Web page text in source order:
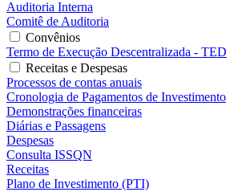
Auditoria Interna
Comitê de Auditoria
Convênios
Termo de Execução Descentralizada - TED
Receitas e Despesas
Processos de contas anuais
Cronologia de Pagamentos de Investimento
Demonstrações financeiras
Diárias e Passagens
Despesas
Consulta ISSQN
Receitas
Plano de Investimento (PTI)